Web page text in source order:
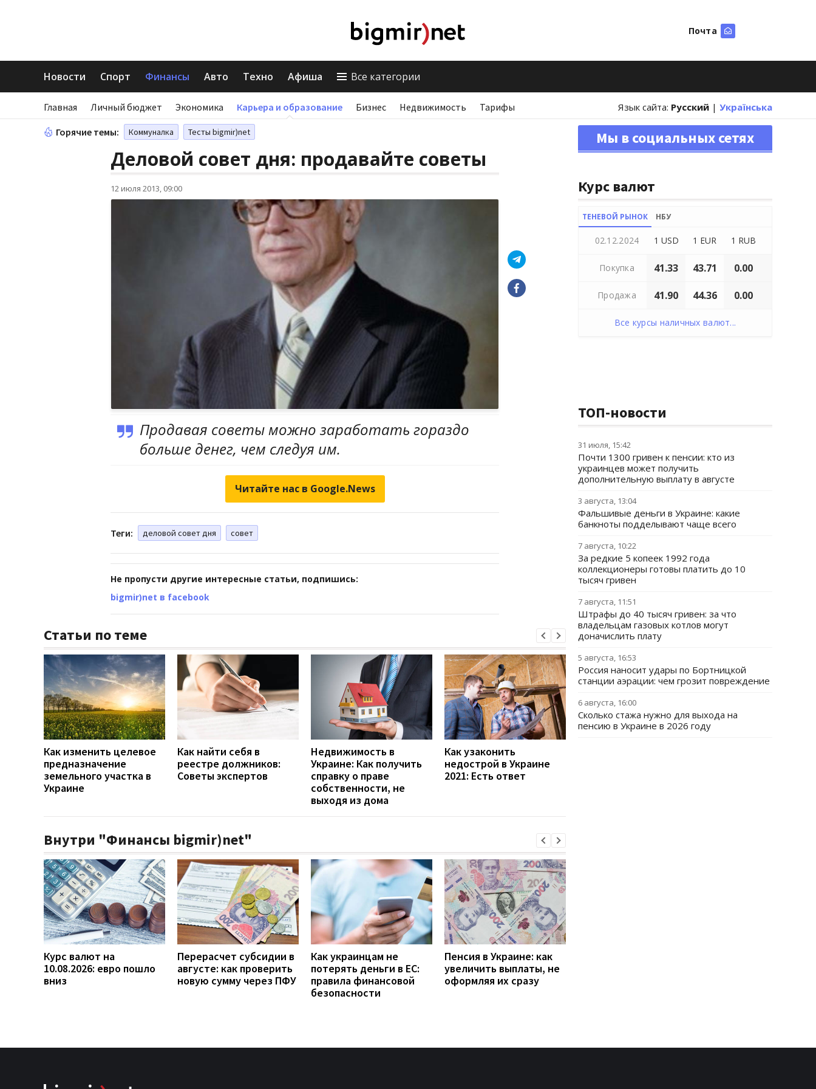
Почта
Новости Спорт Финансы Авто Техно Афиша Все категории
Главная Личный бюджет Экономика Карьера и образование Бизнес Недвижимость Тарифы Язык сайта: Русский | Українська
Горячие темы: Коммуналка Тесты bigmir)net
Деловой совет дня: продавайте советы
12 июля 2013, 09:00
Продавая советы можно заработать гораздо
больше денег, чем следуя им.
Читайте нас в Google.News
Теги: деловой совет дня совет
Не пропусти другие интересные статьи, подпишись:
bigmir)net в facebook
Статьи по теме
Как изменить целевое
предназначение
земельного участка в
Украине
Как найти себя в
реестре должников:
Советы экспертов
Недвижимость в
Украине: Как получить
справку о праве
собственности, не
выходя из дома
Как узаконить
недострой в Украине
2021: Есть ответ
Внутри "Финансы bigmir)net"
Курс валют на
10.08.2026: евро пошло
вниз
Перерасчет субсидии в
августе: как проверить
новую сумму через ПФУ
Как украинцам не
потерять деньги в ЕС:
правила финансовой
безопасности
Пенсия в Украине: как
увеличить выплаты, не
оформляя их сразу
Мы в социальных сетях
Курс валют
ТЕНЕВОЙ РЫНОК НБУ
02.12.2024 1 USD 1 EUR 1 RUB
Покупка 41.33 43.71 0.00
Продажа 41.90 44.36 0.00
Все курсы наличных валют...
ТОП-новости
31 июля, 15:42
Почти 1300 гривен к пенсии: кто из
украинцев может получить
дополнительную выплату в августе
3 августа, 13:04
Фальшивые деньги в Украине: какие
банкноты подделывают чаще всего
7 августа, 10:22
За редкие 5 копеек 1992 года
коллекционеры готовы платить до 10
тысяч гривен
7 августа, 11:51
Штрафы до 40 тысяч гривен: за что
владельцам газовых котлов могут
доначислить плату
5 августа, 16:53
Россия наносит удары по Бортницкой
станции аэрации: чем грозит повреждение
6 августа, 16:00
Сколько стажа нужно для выхода на
пенсию в Украине в 2026 году